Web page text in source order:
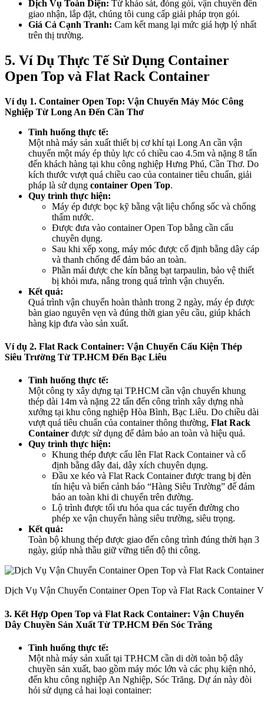
Dịch Vụ Toàn Diện: Từ khảo sát, đóng gói, vận chuyển đến
giao nhận, lắp đặt, chúng tôi cung cấp giải pháp trọn gói.
Giá Cả Cạnh Tranh: Cam kết mang lại mức giá hợp lý nhất
trên thị trường.
5. Ví Dụ Thực Tế Sử Dụng Container
Open Top và Flat Rack Container
Ví dụ 1. Container Open Top: Vận Chuyển Máy Móc Công
Nghiệp Từ Long An Đến Cần Thơ
Tình huống thực tế:
Một nhà máy sản xuất thiết bị cơ khí tại Long An cần vận
chuyển một máy ép thủy lực có chiều cao 4.5m và nặng 8 tấn
đến khách hàng tại khu công nghiệp Hưng Phú, Cần Thơ. Do
kích thước vượt quá chiều cao của container tiêu chuẩn, giải
pháp là sử dụng container Open Top.
Quy trình thực hiện:
Máy ép được bọc kỹ bằng vật liệu chống sốc và chống
thấm nước.
Được đưa vào container Open Top bằng cần cẩu
chuyên dụng.
Sau khi xếp xong, máy móc được cố định bằng dây cáp
và thanh chống để đảm bảo an toàn.
Phần mái được che kín bằng bạt tarpaulin, bảo vệ thiết
bị khỏi mưa, nắng trong quá trình vận chuyển.
Kết quả:
Quá trình vận chuyển hoàn thành trong 2 ngày, máy ép được
bàn giao nguyên vẹn và đúng thời gian yêu cầu, giúp khách
hàng kịp đưa vào sản xuất.
Ví dụ 2. Flat Rack Container: Vận Chuyển Cấu Kiện Thép
Siêu Trường Từ TP.HCM Đến Bạc Liêu
Tình huống thực tế:
Một công ty xây dựng tại TP.HCM cần vận chuyển khung
thép dài 14m và nặng 22 tấn đến công trình xây dựng nhà
xưởng tại khu công nghiệp Hòa Bình, Bạc Liêu. Do chiều dài
vượt quá tiêu chuẩn của container thông thường, Flat Rack
Container được sử dụng để đảm bảo an toàn và hiệu quả.
Quy trình thực hiện:
Khung thép được cẩu lên Flat Rack Container và cố
định bằng dây đai, dây xích chuyên dụng.
Đầu xe kéo và Flat Rack Container được trang bị đèn
tín hiệu và biển cảnh báo “Hàng Siêu Trường” để đảm
bảo an toàn khi di chuyển trên đường.
Lộ trình được tối ưu hóa qua các tuyến đường cho
phép xe vận chuyển hàng siêu trường, siêu trọng.
Kết quả:
Toàn bộ khung thép được giao đến công trình đúng thời hạn 3
ngày, giúp nhà thầu giữ vững tiến độ thi công.
Dịch Vụ Vận Chuyển Container Open Top và Flat Rack Container
3. Kết Hợp Open Top và Flat Rack Container: Vận Chuyển
Dây Chuyền Sản Xuất Từ TP.HCM Đến Sóc Trăng
Tình huống thực tế:
Một nhà máy sản xuất tại TP.HCM cần di dời toàn bộ dây
chuyền sản xuất, bao gồm máy móc lớn và các phụ kiện nhỏ,
đến khu công nghiệp An Nghiệp, Sóc Trăng. Dự án này đòi
hỏi sử dụng cả hai loại container: